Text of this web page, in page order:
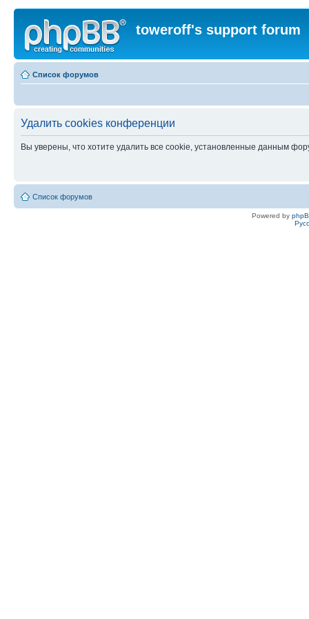
toweroff's support forum
Список форумов
Удалить cookies конференции
Вы уверены, что хотите удалить все cookie, установленные данным
Список форумов
Powered by